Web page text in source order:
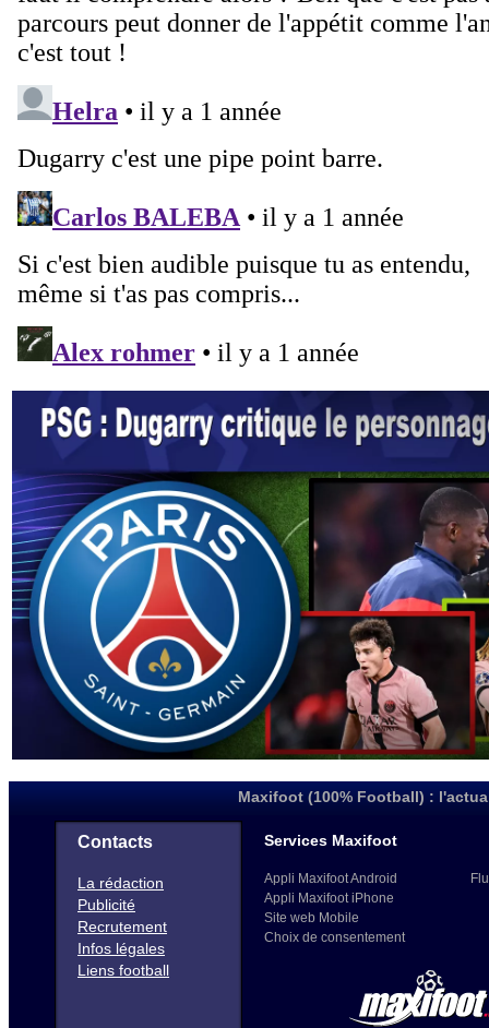
Maxifoot (100% Football) :
Contacts
La rédaction
Publicité
Recrutement
Infos légales
Liens football
Services Maxifoot
Appli Maxifoot Android
Appli Maxifoot iPhone
Site web Mobile
Choix de consentement